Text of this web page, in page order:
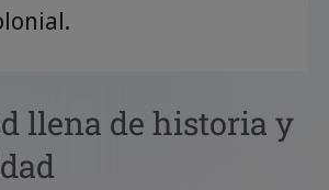
llena de historia y